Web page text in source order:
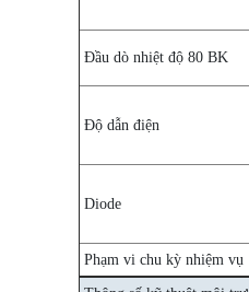
Đầu dò nhiệt độ 80 BK
Độ dẫn điện
Diode
Phạm vi chu kỳ nhiệm vụ